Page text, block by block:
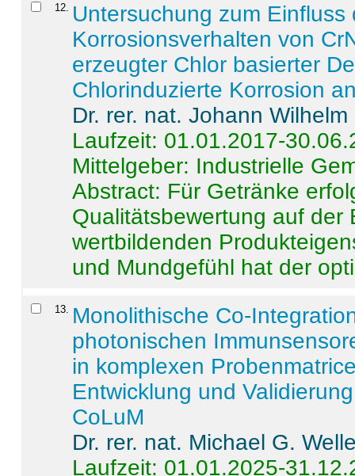
12
Untersuchung zum
Korrosionsverhalten von
erzeugter Chlor basierter
Chlorinduzierte Korrosion
Dr. rer. nat. Johann
Laufzeit: 01.01.2017-
Mittelgeber: Industrielle
Abstract: Für Getränke
Qualitätsbewertung auf der
wertbildenden
und Mundgefühl hat der
13
Monolithische Co-
photonischen
in komplexen
Entwicklung und
CoLuM
Dr. rer. nat. Michael G.
Laufzeit: 01.01.2025-